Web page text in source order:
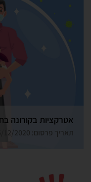
תאריך פרסום: 15/12/2020